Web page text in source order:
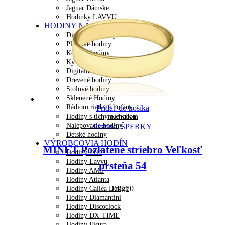
Jaguar Dámske
Hodinky LAVVU
HODINY NA STENU
Dizajnové hodiny
Plastové hodiny
Kovové hodiny
Kyvadlové hodiny
Digitálne hodiny
Drevené hodiny
Stolové hodiny
Sklenené Hodiny
Rádiom riadené hodiny
Hodiny s tichým chodom
Nalepovacie hodiny
Detské hodiny
VÝROBCOVIA HODÍN
Hodiny JVD
Hodiny Lavvu
Hodiny AMS
Hodiny Atlanta
Hodiny Callea Design
Hodiny Diamantini
Hodiny Discoclock
Hodiny DX-TIME
Pridať do košíka
Náhľad
Prstene,ŠPERKY
MINET Pozlátené striebro Veľkosť
prsteňa 54
€45.70